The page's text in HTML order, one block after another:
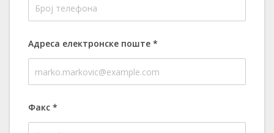
Адреса електронске поште *
Факс *